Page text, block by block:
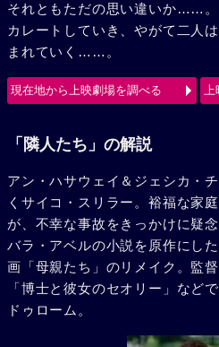
それともただの思い違いか……。
カレートしていき、やがて二人
まれていく……。
現在地から上映劇場を調べる 上
「隣人たち」の解説
アン・ハサウェイ＆ジェシカ・
くサイコ・スリラー。裕福な家
が、不幸な事故をきっかけに疑
バラ・アベルの小説を原作にし
画「母親たち」のリメイク。監
「博士と彼女のセオリー」など
ドゥローム。